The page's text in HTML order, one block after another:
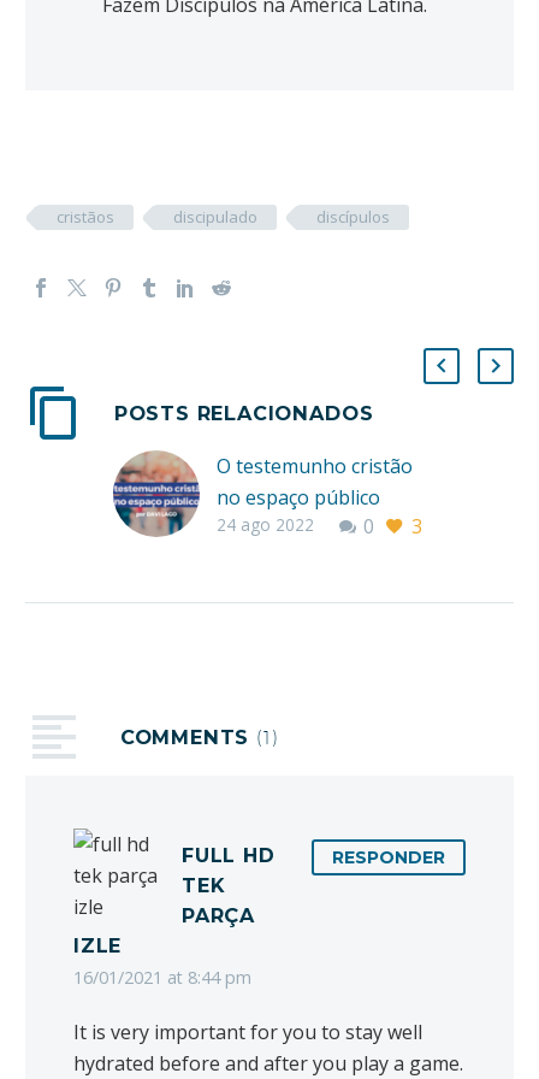
cristãos discipulado discípulos
POSTS RELACIONADOS
O testemunho cristão
no espaço público
Por Davi Lago “Não
eu vá e os veja, quer
0 3
24 ago 2022
COMMENTS (1)
FULL HD
TEK
PARÇA
IZLE
16/01/2021 at 8:44 pm
RESPONDER
It is very important for you to stay well
hydrated before and after you play a game.